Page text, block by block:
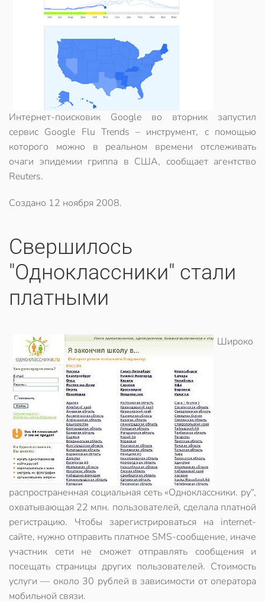
Интернет-поисковик Google во вторник запустил
сервис Google Flu Trends – инструмент, с помощью
которого можно в реальном времени отслеживать
очаги эпидемии гриппа в США, сообщает агентство
Reuters.
Создано 12 ноября 2008.
Свершилось
"Одноклассники" стали
платными
Широко
распространенная социальная сеть «Одноклассники. ру“,
охватывающая 22 млн. пользователей, сделала платной
регистрацию. Чтобы зарегистрироваться на internet-
сайте, нужно отправить платное SMS-сообщение, иначе
участник сети не сможет отправлять сообщения и
посещать страницы других пользователей. Стоимость
услуги — около 30 рублей в зависимости от оператора
мобильной связи.